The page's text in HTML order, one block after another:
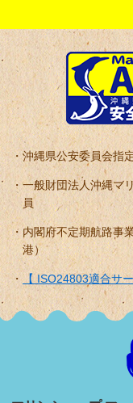
沖縄県公安委員会指
一般財団法人沖縄マ
員
内閣府不定期航路事
港）
【 ISO24803適合サ